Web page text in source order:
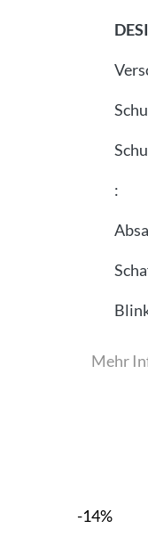
:
Mehr
-14%